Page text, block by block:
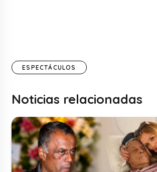
ESPECTÁCULOS
Noticias relacionadas